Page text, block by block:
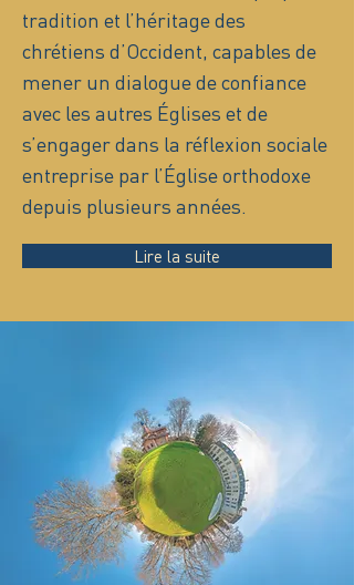
tradition et l’héritage des
chrétiens d’Occident, capables de
mener un dialogue de confiance
avec les autres Églises et de
s’engager dans la réflexion sociale
entreprise par l’Église orthodoxe
depuis plusieurs années.
Lire la suite